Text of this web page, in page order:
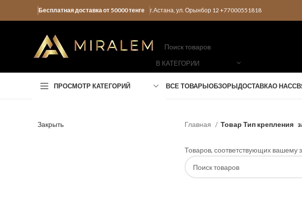
Бесплатная доставка от 50000 тенге г.Астана, ул. Орынбор 12 +77000551818
В КАТЕГОРИИ
ПРОСМОТР КАТЕГОРИЙ ВСЕ ТОВАРЫОБЗОРЫДОСТАВКАО НАС
Закрыть Главная Товар Тип крепления
Товаров, соответствующих вашему